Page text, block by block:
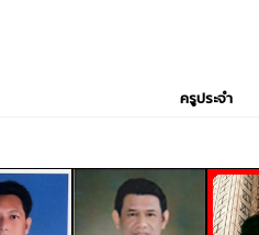
ครูประจำ